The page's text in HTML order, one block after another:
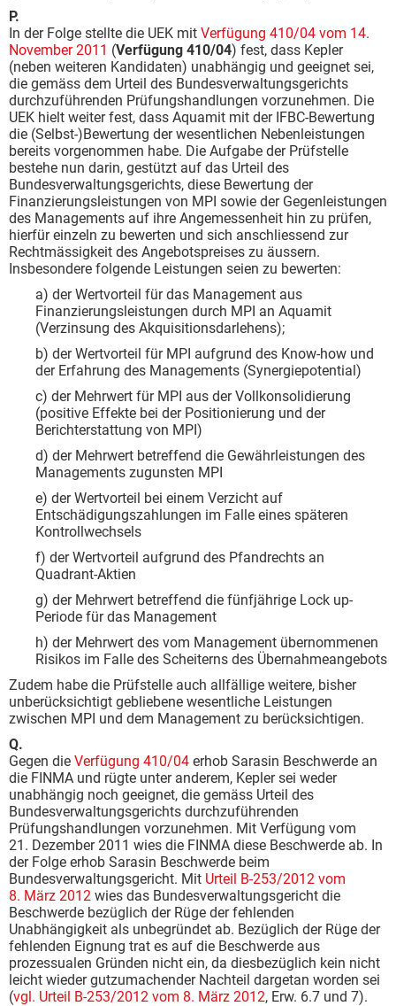
P.
In der Folge stellte die UEK mit Verfügung 410/04 vom 14.
November 2011 (Verfügung 410/04) fest, dass Kepler
(neben weiteren Kandidaten) unabhängig und geeignet sei,
die gemäss dem Urteil des Bundesverwaltungsgerichts
durchzuführenden Prüfungshandlungen vorzunehmen. Die
UEK hielt weiter fest, dass Aquamit mit der IFBC-Bewertung
die (Selbst-)Bewertung der wesentlichen Nebenleistungen
bereits vorgenommen habe. Die Aufgabe der Prüfstelle
bestehe nun darin, gestützt auf das Urteil des
Bundesverwaltungsgerichts, diese Bewertung der
Finanzierungsleistungen von MPI sowie der Gegenleistungen
des Managements auf ihre Angemessenheit hin zu prüfen,
hierfür einzeln zu bewerten und sich anschliessend zur
Rechtmässigkeit des Angebotspreises zu äussern.
Insbesondere folgende Leistungen seien zu bewerten:
a) der Wertvorteil für das Management aus
Finanzierungsleistungen durch MPI an Aquamit
(Verzinsung des Akquisitionsdarlehens);
b) der Wertvorteil für MPI aufgrund des Know-how und
der Erfahrung des Managements (Synergiepotential)
c) der Mehrwert für MPI aus der Vollkonsolidierung
(positive Effekte bei der Positionierung und der
Berichterstattung von MPI)
d) der Mehrwert betreffend die Gewährleistungen des
Managements zugunsten MPI
e) der Wertvorteil bei einem Verzicht auf
Entschädigungszahlungen im Falle eines späteren
Kontrollwechsels
f) der Wertvorteil aufgrund des Pfandrechts an
Quadrant-Aktien
g) der Mehrwert betreffend die fünfjährige Lock up-
Periode für das Management
h) der Mehrwert des vom Management übernommenen
Risikos im Falle des Scheiterns des Übernahmeangebots
Zudem habe die Prüfstelle auch allfällige weitere, bisher
unberücksichtigt gebliebene wesentliche Leistungen
zwischen MPI und dem Management zu berücksichtigen.
Q.
Gegen die Verfügung 410/04 erhob Sarasin Beschwerde an
die FINMA und rügte unter anderem, Kepler sei weder
unabhängig noch geeignet, die gemäss Urteil des
Bundesverwaltungsgerichts durchzuführenden
Prüfungshandlungen vorzunehmen. Mit Verfügung vom
21. Dezember 2011 wies die FINMA diese Beschwerde ab. In
der Folge erhob Sarasin Beschwerde beim
Bundesverwaltungsgericht. Mit Urteil B-253/2012 vom
8. März 2012 wies das Bundesverwaltungsgericht die
Beschwerde bezüglich der Rüge der fehlenden
Unabhängigkeit als unbegründet ab. Bezüglich der Rüge der
fehlenden Eignung trat es auf die Beschwerde aus
prozessualen Gründen nicht ein, da diesbezüglich kein nicht
leicht wieder gutzumachender Nachteil dargetan worden sei
(vgl. Urteil B-253/2012 vom 8. März 2012, Erw. 6.7 und 7).